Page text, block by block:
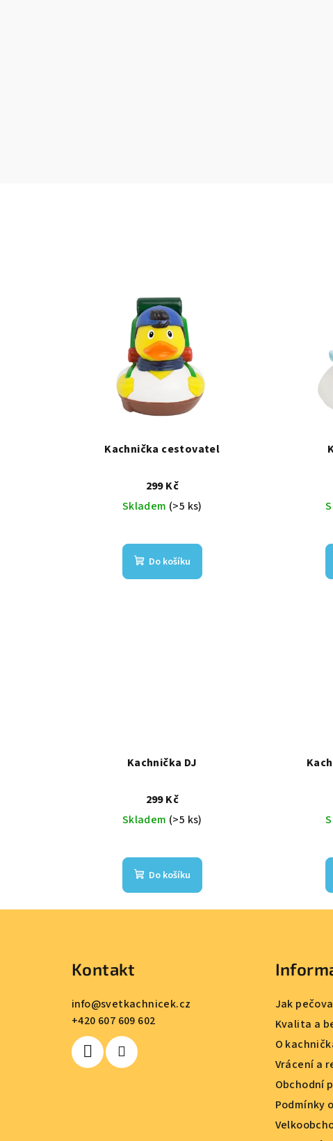
Kachnička cestovatel
299 Kč
Skladem (>5 ks)
Do košíku
Kachnička DJ
299 Kč
Skladem (>5 ks)
Do košíku
Kontakt
info@svetkachnicek.cz
+420 607 609 602
Jak
Kvalita a
O
Vrácení a
Obchodní
Podmínky